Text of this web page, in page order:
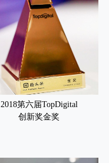
2018第六届TopDigital
创新奖金奖